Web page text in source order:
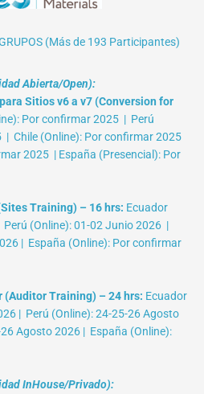
(Más de 193 Participantes)
Abierta/Open):
Sitios v6 a v7 (Conversion for
Por confirmar 2025 | Perú
| Chile (Online): Por confirmar 2025
2025 | España (Presencial): Por
Training) – 16 hrs: Ecuador
(Online): 01-02 Junio 2026 |
| España (Online): Por confirmar
Training) – 24 hrs: Ecuador
| Perú (Online): 24-25-26 Agosto
Agosto 2026 | España (Online):
InHouse/Privado):